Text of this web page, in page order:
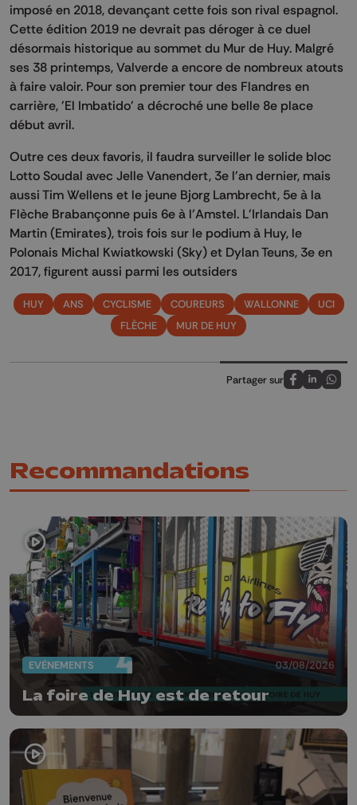
imposé en 2018, devançant cette fois son rival espagnol.
Cette édition 2019 ne devrait pas déroger à ce duel
désormais historique au sommet du Mur de Huy. Malgré
ses 38 printemps, Valverde a encore de nombreux atouts
à faire valoir. Pour son premier tour des Flandres en
carrière, 'El Imbatido' a décroché une belle 8e place
début avril.
Outre ces deux favoris, il faudra surveiller le solide bloc
Lotto Soudal avec Jelle Vanendert, 3e l'an dernier, mais
aussi Tim Wellens et le jeune Bjorg Lambrecht, 5e à la
Flèche Brabançonne puis 6e à l'Amstel. L'Irlandais Dan
Martin (Emirates), trois fois sur le podium à Huy, le
Polonais Michal Kwiatkowski (Sky) et Dylan Teuns, 3e en
2017, figurent aussi parmi les outsiders
HUY ANS CYCLISME COUREURS WALLONNE
UCI
FLÈCHE
MUR DE HUY
Partager sur
Partagez sur
Partagez
Recommandations
EVÈNEMENTS 03/08/2026
La foire de Huy est de retour